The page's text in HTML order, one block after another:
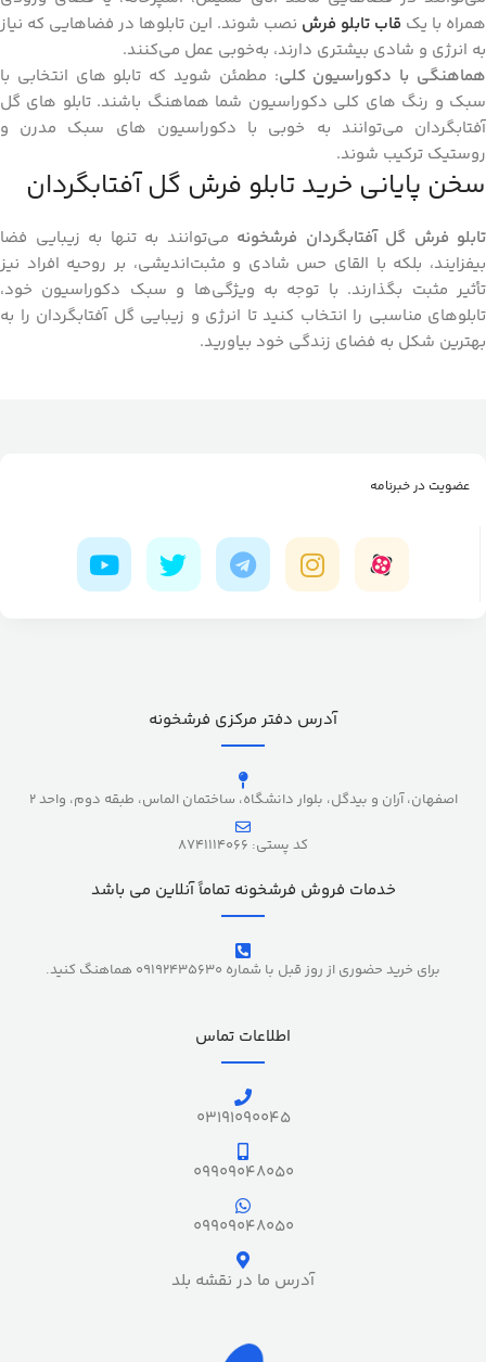
همراه با یک قاب تابلو فرش نصب شوند. این تابلوها در فضاهایی که نیاز
به انرژی و شادی بیشتری دارند، به‌خوبی عمل می‌کنند.
هماهنگی با دکوراسیون کلی: مطمئن شوید که تابلو های انتخابی با
سبک و رنگ‌ های کلی دکوراسیون شما هماهنگ باشند. تابلو های گل
آفتابگردان می‌توانند به‌ خوبی با دکوراسیون‌ های سبک مدرن و
روستیک ترکیب شوند.
سخن پایانی خرید تابلو فرش گل آفتابگردان
تابلو فرش گل آفتابگردان فرشخونه می‌توانند به تنها به زیبایی فضا
بیفزایند، بلکه با القای حس شادی و مثبت‌اندیشی، بر روحیه افراد نیز
تأثیر مثبت بگذارند. با توجه به ویژگی‌ها و سبک دکوراسیون خود،
تابلوهای مناسبی را انتخاب کنید تا انرژی و زیبایی گل آفتابگردان را به
بهترین شکل به فضای زندگی خود بیاورید.
عضویت در خبرنامه
آدرس دفتر مرکزی فرشخونه
اصفهان، آران و بیدگل، بلوار دانشگاه، ساختمان الماس، طبقه دوم، واحد 2
کد پستی: 8741114066
خدمات فروش فرشخونه تماماً آنلاین می باشد
برای خرید حضوری از روز قبل با شماره 09192435630 هماهنگ کنید.
اطلاعات تماس
03191090045
09909048050
09909048050
آدرس ما در نقشه بلد